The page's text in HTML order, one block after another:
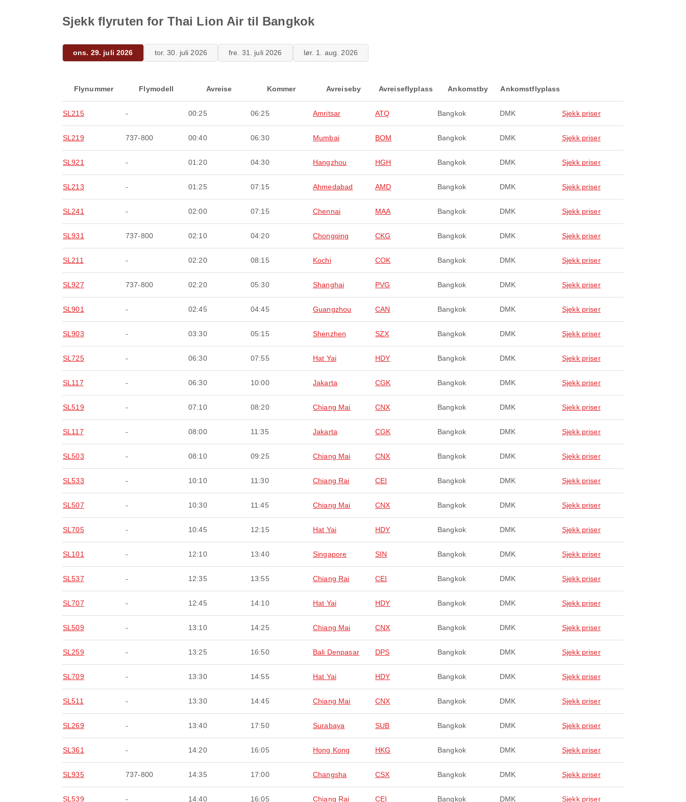
Sjekk flyruten for Thai Lion Air til Bangkok
ons. 29. juli 2026 tor. 30. juli 2026 fre. 31. juli 2026 lør. 1. aug. 2026
Flynummer Flymodell Avreise Kommer Avreiseby Avreiseflyplass Ankomstby Ankomstflyplass
SL215 - 00:25 06:25 Amritsar ATQ Bangkok DMK Sjekk priser
SL219 737-800 00:40 06:30 Mumbai BOM Bangkok DMK Sjekk priser
SL921 - 01:20 04:30 Hangzhou HGH Bangkok DMK Sjekk priser
SL213 - 01:25 07:15 Ahmedabad AMD Bangkok DMK Sjekk priser
SL241 - 02:00 07:15 Chennai MAA Bangkok DMK Sjekk priser
SL931 737-800 02:10 04:20 Chongqing CKG Bangkok DMK Sjekk priser
SL211 - 02:20 08:15 Kochi COK Bangkok DMK Sjekk priser
SL927 737-800 02:20 05:30 Shanghai PVG Bangkok DMK Sjekk priser
SL901 - 02:45 04:45 Guangzhou CAN Bangkok DMK Sjekk priser
SL903 - 03:30 05:15 Shenzhen SZX Bangkok DMK Sjekk priser
SL725 - 06:30 07:55 Hat Yai HDY Bangkok DMK Sjekk priser
SL117 - 06:30 10:00 Jakarta CGK Bangkok DMK Sjekk priser
SL519 - 07:10 08:20 Chiang Mai CNX Bangkok DMK Sjekk priser
SL117 - 08:00 11:35 Jakarta CGK Bangkok DMK Sjekk priser
SL503 - 08:10 09:25 Chiang Mai CNX Bangkok DMK Sjekk priser
SL533 - 10:10 11:30 Chiang Rai CEI Bangkok DMK Sjekk priser
SL507 - 10:30 11:45 Chiang Mai CNX Bangkok DMK Sjekk priser
SL705 - 10:45 12:15 Hat Yai HDY Bangkok DMK Sjekk priser
SL101 - 12:10 13:40 Singapore SIN Bangkok DMK Sjekk priser
SL537 - 12:35 13:55 Chiang Rai CEI Bangkok DMK Sjekk priser
SL707 - 12:45 14:10 Hat Yai HDY Bangkok DMK Sjekk priser
SL509 - 13:10 14:25 Chiang Mai CNX Bangkok DMK Sjekk priser
SL259 - 13:25 16:50 Bali Denpasar DPS Bangkok DMK Sjekk priser
SL709 - 13:30 14:55 Hat Yai HDY Bangkok DMK Sjekk priser
SL511 - 13:30 14:45 Chiang Mai CNX Bangkok DMK Sjekk priser
SL269 - 13:40 17:50 Surabaya SUB Bangkok DMK Sjekk priser
SL361 - 14:20 16:05 Hong Kong HKG Bangkok DMK Sjekk priser
SL935 737-800 14:35 17:00 Changsha CSX Bangkok DMK Sjekk priser
SL539 - 14:40 16:05 Chiang Rai CEI Bangkok DMK Sjekk priser